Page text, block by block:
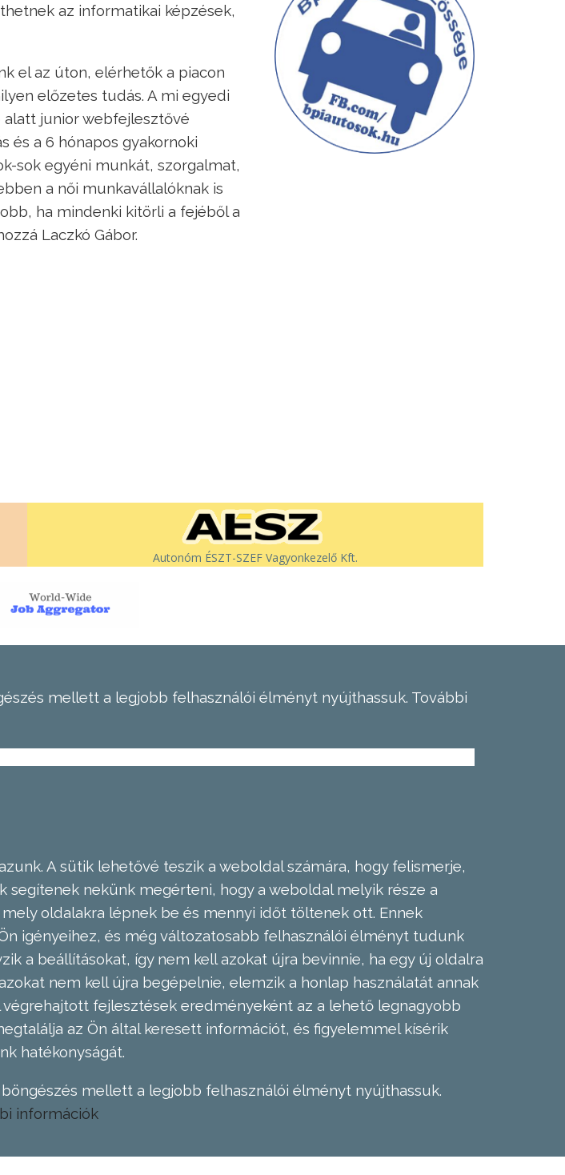
az informatikai képzések,
el az úton, elérhetők a piacon
előzetes tudás. A mi egyedi
junior webfejlesztővé
és a 6 hónapos gyakornoki
sok egyéni munkát, szorgalmat,
a női munkavállalóknak is
ha mindenki kitörli a fejéből a
Laczkó Gábor.
Autonóm ÉSZT-SZEF Vagyonkezelő Kft.
mellett a legjobb felhasználói élményt nyújthassuk. További
A sütik lehetővé teszik a weboldal számára, hogy felismerje,
nekünk megérteni, hogy a weboldal melyik része a
oldalakra lépnek be és mennyi időt töltenek ott. Ennek
igényeihez, és még változatosabb felhasználói élményt tudunk
a beállításokat, így nem kell azokat újra bevinnie, ha egy új oldalra
nem kell újra begépelnie, elemzik a honlap használatát annak
fejlesztések eredményeként az a lehető legnagyobb
az Ön által keresett információt, és figyelemmel kísérik
hatékonyságát.
mellett a legjobb felhasználói élményt nyújthassuk.
információk